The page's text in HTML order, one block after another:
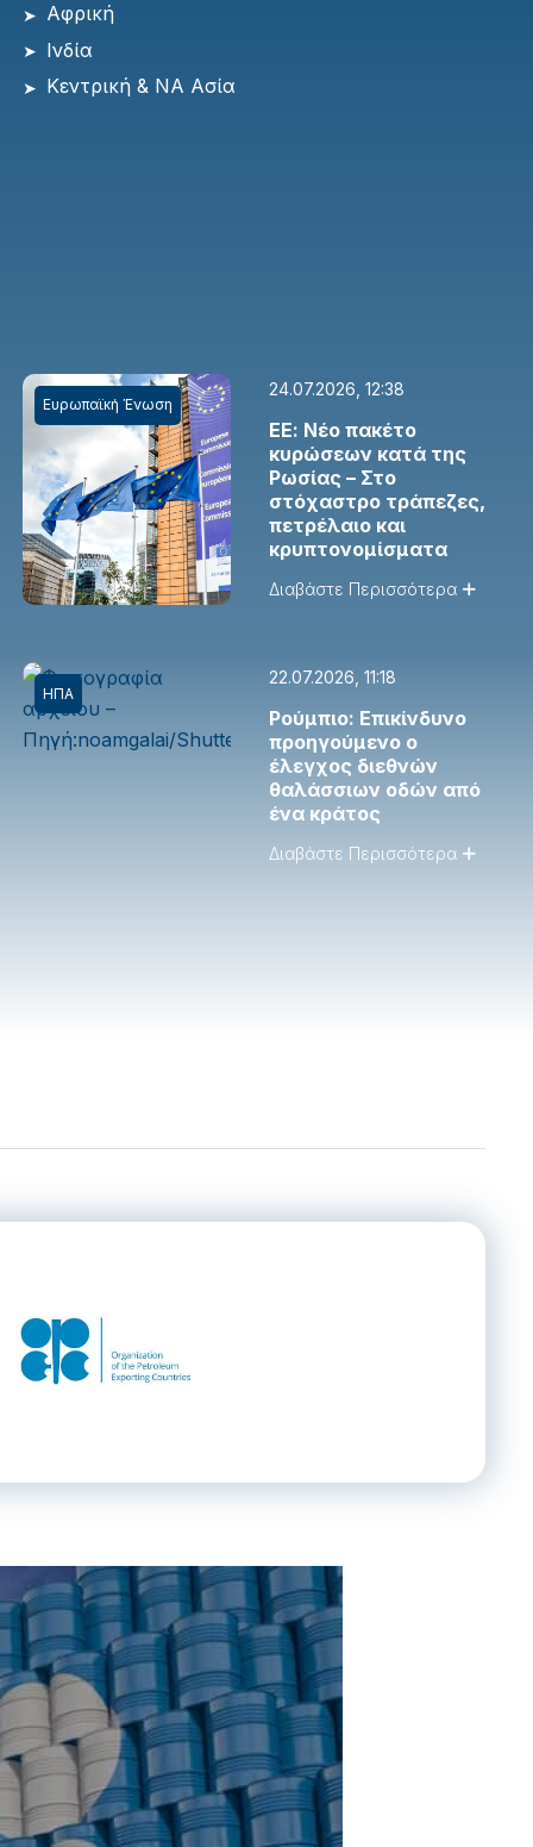
Αφρική
Ινδία
Κεντρική & ΝΑ Ασία
Ευρωπαϊκή Ένωση
24.07.2026, 12:38
ΕΕ: Νέο πακέτο
κυρώσεων κατά της
Ρωσίας – Στο
στόχαστρο τράπεζες,
πετρέλαιο και
κρυπτονομίσματα
Διαβάστε Περισσότερα
ΗΠΑ
22.07.2026, 11:18
Ρούμπιο: Επικίνδυνο
προηγούμενο ο
έλεγχος διεθνών
θαλάσσιων οδών από
ένα κράτος
Διαβάστε Περισσότερα